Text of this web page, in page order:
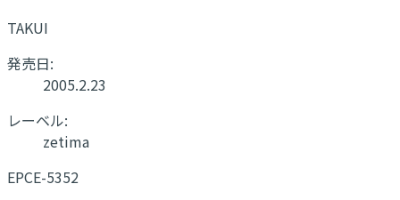
TAKUI
発売日:
2005.2.23
レーベル:
zetima
EPCE-5352